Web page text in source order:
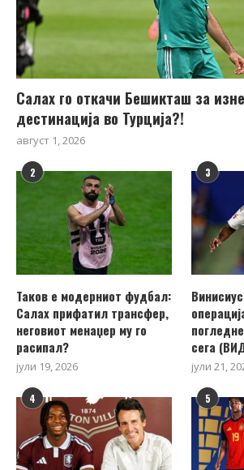
Салах го откачи Бешикташ за
дестинација во Турција?!
август 1, 2026
2
Таков е модерниот фудбал:
Салах прифатил трансфер,
неговиот менаџер му го
расипал?
јули 19, 2026
3
сега
јули 21,
4 5